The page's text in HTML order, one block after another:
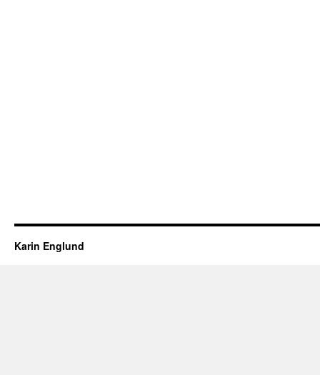
Karin Englund